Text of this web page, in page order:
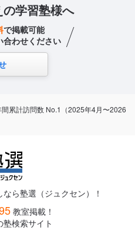
学習塾様へ
で掲載可能
合わせください
累計訪問数 No.1（2025年4月〜2026
ら塾選（ジュクセン）！
教室掲載！
塾検索サイト